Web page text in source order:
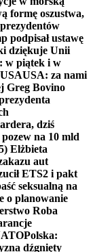
formę oszustwa,
podpisał ustawę
dziękuje Unii
w piątek i w
USA: za nami
Greg Bovino
dziś
na 10 mld
Elżbieta
aut
ETS2 i pakt
seksualną na
o planowanie
Roba
Polska:
dźgnięty